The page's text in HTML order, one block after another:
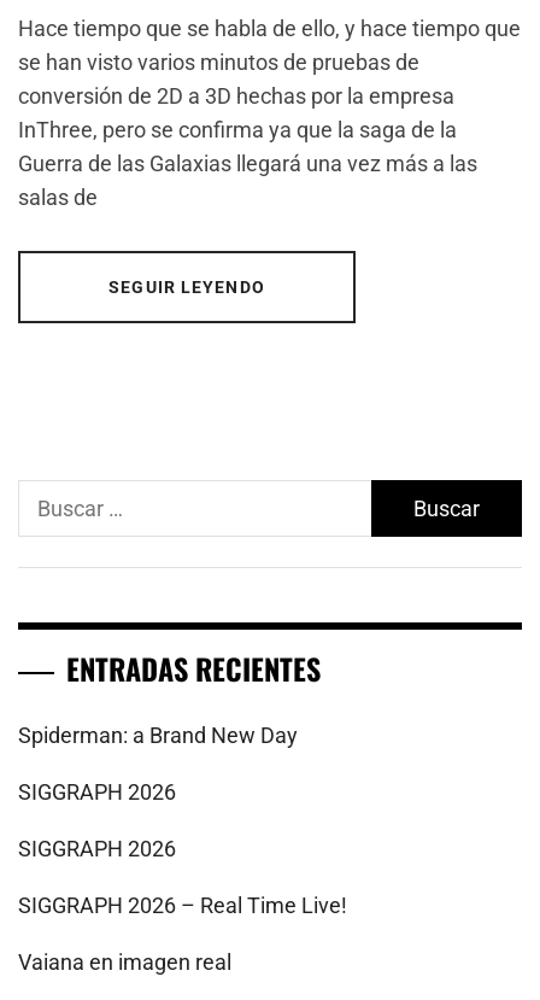
Hace tiempo que se habla de ello, y hace tiempo que
se han visto varios minutos de pruebas de
conversión de 2D a 3D hechas por la empresa
InThree, pero se confirma ya que la saga de la
Guerra de las Galaxias llegará una vez más a las
salas de
SEGUIR LEYENDO
Buscar:
ENTRADAS RECIENTES
Spiderman: a Brand New Day
SIGGRAPH 2026
SIGGRAPH 2026
SIGGRAPH 2026 – Real Time Live!
Vaiana en imagen real